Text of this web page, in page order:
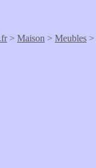
> Maison > Meubles >